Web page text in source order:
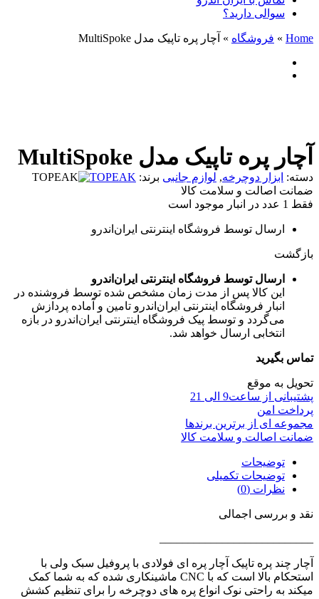
سوالی دارید؟
Home
» فروشگاه » آچار پره تاپیک مدل MultiSpoke
آچار پره تاپیک مدل MultiSpoke
دسته: ابزار دوچرخه, لوازم جانبی برند: TOPEAK
ضمانت اصالت و سلامت کالا
فقط 1 عدد در انبار موجود است
ارسال توسط فروشگاه اینترنتی ایران‌اندرو
بازگشت
ارسال توسط فروشگاه اینترنتی ایران‌اندرو
این کالا پس از مدت زمان مشخص شده توسط فروشنده در
انبار فروشگاه اینترنتی ایران‌اندرو تامین و آماده پردازش
می‌گردد و توسط پیک فروشگاه اینترنتی ایران‌اندرو در بازه
انتخابی ارسال خواهد شد.
تماس بگیرید
تحویل به موقع
پشتیبانی از ساعت9 الی 21
پرداخت امن
مجموعه ای از برترین برندها
ضمانت اصالت و سلامت کالا
توضیحات
توضیحات تکمیلی
نظرات (0)
نقد و بررسی اجمالی
آچار چند پره تاپیک آچار پره ای فولادی با پروفیل سبک ولی با
استحکام بالا است که با CNC ماشینکاری شده که به شما کمک
میکند به راحتی نوک انواع پره های دوچرخه را برای تنظیم کشش